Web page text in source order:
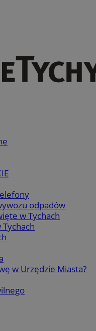
odpadów
w Tychach
Tychach
w Urzędzie Miasta?